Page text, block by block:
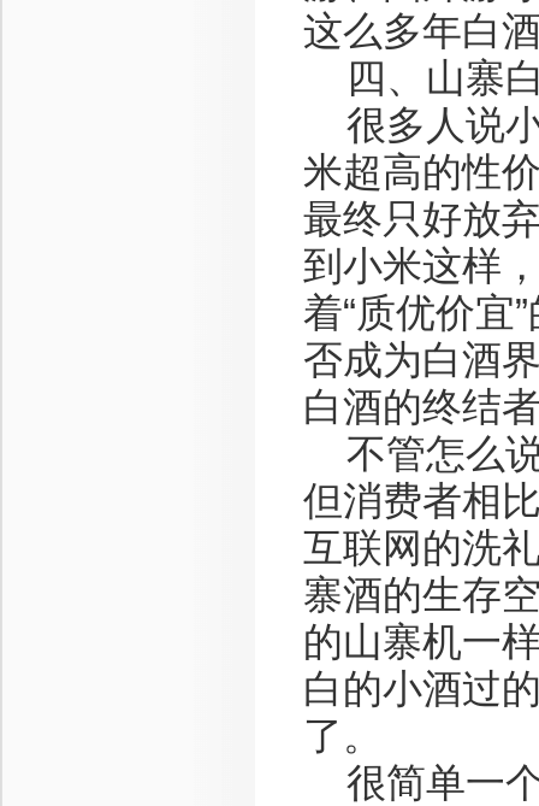
这么多年白
四、山寨
很多人说小
米超高的性
最终只好放
到小米这样
着“质优价宜
否成为白酒
白酒的终结
不管怎么
但消费者相
互联网的洗
寨酒的生存
的山寨机一
白的小酒过
了。
很简单一